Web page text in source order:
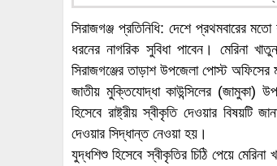
সিরাজগঞ্জ প্রতিনিধি: দেশে প্রথমবারের
ধরনের নাগরিক সুবিধা পাবেন। মেরিনা
সিরাজগঞ্জের তাড়াশ উপজেলা পোস্ট অফিসের
জাতীয় মুক্তিযোদ্ধা কাউন্সিলের (জামুকা)
হিসেবে রাষ্ট্রীয় স্বীকৃতি দেওয়ার
দেওয়ার সিদ্ধান্ত নেওয়া হয়।
যুদ্ধশিশু হিসেবে স্বীকৃতির চিঠি পেয়ে